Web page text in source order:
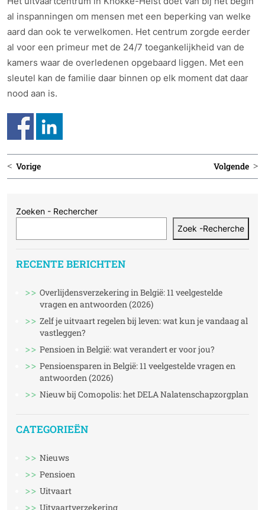
al inspanningen om mensen met een beperking van welke
aard dan ook te verwelkomen. Het centrum zorgde eerder
al voor een primeur met de 24/7 toegankelijkheid van de
kamers waar de overledenen opgebaard liggen. Met een
sleutel kan de familie daar binnen op elk moment dat daar
nood aan is.
Bericht
Vorige Volgende
Zoeken - Rechercher
Zoek -Recherche
RECENTE BERICHTEN
Overlijdensverzekering in België: 11 veelgestelde
vragen en antwoorden (2026)
Zelf je uitvaart regelen bij leven: wat kun je vandaag al
vastleggen?
Pensioen in België: wat verandert er voor jou?
Pensioensparen in België: 11 veelgestelde vragen en
antwoorden (2026)
Nieuw bij Comopolis: het DELA Nalatenschapzorgplan
CATEGORIEËN
Nieuws
Pensioen
Uitvaart
Uitvaartverzekering